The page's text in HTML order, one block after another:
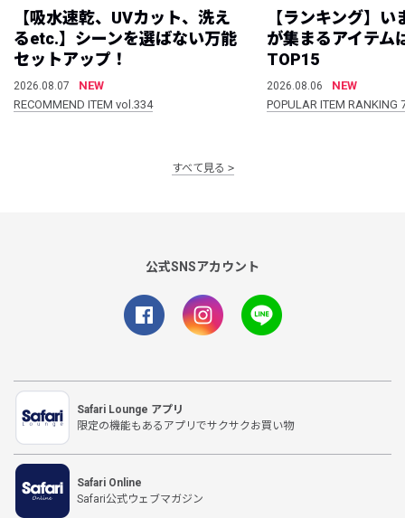
【吸水速乾、UVカット、洗え
るetc.】シーンを選ばない万能
セットアップ！
2026.08.07
NEW
RECOMMEND ITEM vol.334
【ランキング】
が集まるアイテム
TOP15
2026.08.06
NEW
POPULAR ITEM
すべて見る
公式SNSアカウント
Safari Lounge アプリ
限定の機能もあるアプリでサクサクお買い物
Safari Online
Safari公式ウェブマガジン